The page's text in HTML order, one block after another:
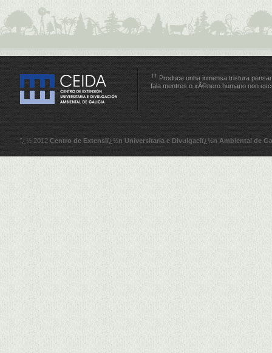
Produce unha inmensa tristura
fala mentres o xÃ©nero humano non
ï¿½ 2012 Centro de Extensiï¿½n Universitaria e Divulgaciï¿½n Ambiental de